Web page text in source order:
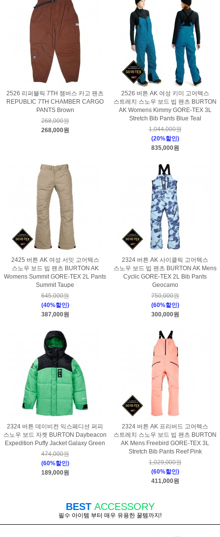
2526 리퍼블릭 7TH 챔버스 카고 팬츠
REPUBLIC 7TH CHAMBER CARGO
PANTS Brown
268,000원
268,000원
2526 버튼 AK 여성 키미 고어텍스
스트레치 스노우 보드 빕 팬츠 BURTON
AK Womens Kimmy GORE-TEX 3L
Stretch Bib Pants Blue Teal
1,044,000원
(20%할인)
835,000원
2425 버튼 AK 여성 서밋 고어텍스
스노우 보드 빕 팬츠 BURTON AK
Womens Summit GORE-TEX 2L Pants
Summit Taupe
645,000원
(40%할인)
387,000원
2324 버튼 AK 사이클릭 고어텍스
스노우 보드 빕 팬츠 BURTON AK Mens
Cyclic GORE-TEX 2L Bib Pants
Geocamo
750,000원
(60%할인)
300,000원
2324 버튼 데이비컨 익스페디션 퍼피
스노우 보드 자켓 BURTON Daybeacon
Expedition Puffy Jacket Galaxy Green
474,000원
(60%할인)
189,000원
2324 버튼 AK 프리버드 고어텍스
스트레치 스노우 보드 빕 팬츠 BURTON
AK Mens Freebird GORE-TEX 3L
Stretch Bib Pants Reef Pink
1,029,000원
(60%할인)
411,000원
BEST ACCESSORY
필수 아이템 부터 매우 유용한 꿀템까지!